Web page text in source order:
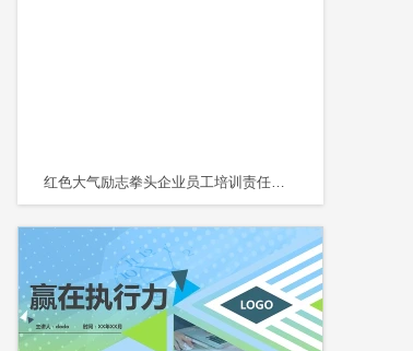
红色大气励志拳头企业员工培训责任与执行力培训课件PPT责任心与执行力